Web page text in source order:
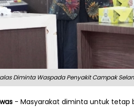
Diminta Waspada Penyakit Campak
- Masyarakat diminta untuk tetap